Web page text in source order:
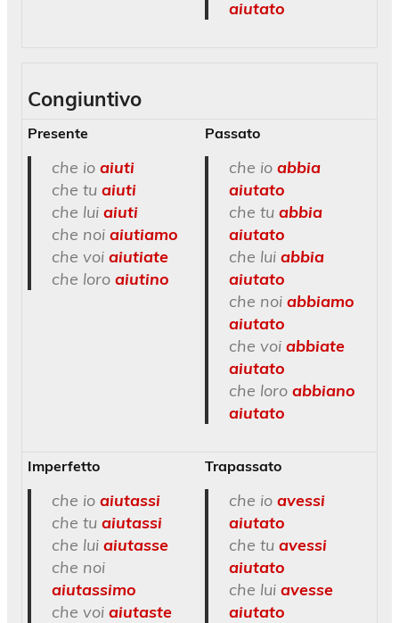
aiutato
Congiuntivo
Presente
che io aiuti
che tu aiuti
che lui aiuti
che noi aiutiamo
che voi aiutiate
che loro aiutino
Passato
che io abbia
aiutato
che tu abbia
aiutato
che lui abbia
aiutato
che noi abbiamo
aiutato
che voi abbiate
aiutato
che loro abbiano
aiutato
Imperfetto
che io aiutassi
che tu aiutassi
che lui aiutasse
che noi
aiutassimo
che voi aiutaste
Trapassato
che io avessi
aiutato
che tu avessi
aiutato
che lui avesse
aiutato